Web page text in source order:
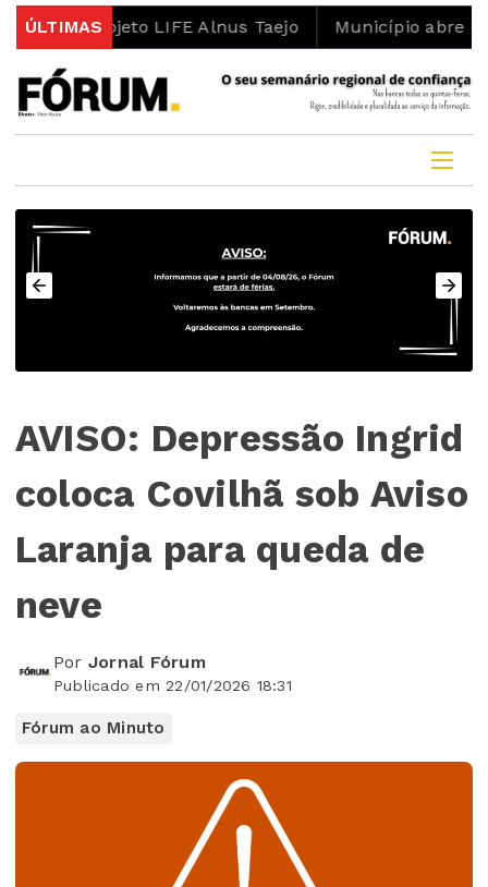
ÚLTIMAS
projeto LIFE Alnus Taejo Município abre
AVISO: Depressão Ingrid
coloca Covilhã sob Aviso
Laranja para queda de
neve
Por Jornal Fórum
Publicado em 22/01/2026 18:31
Fórum ao Minuto